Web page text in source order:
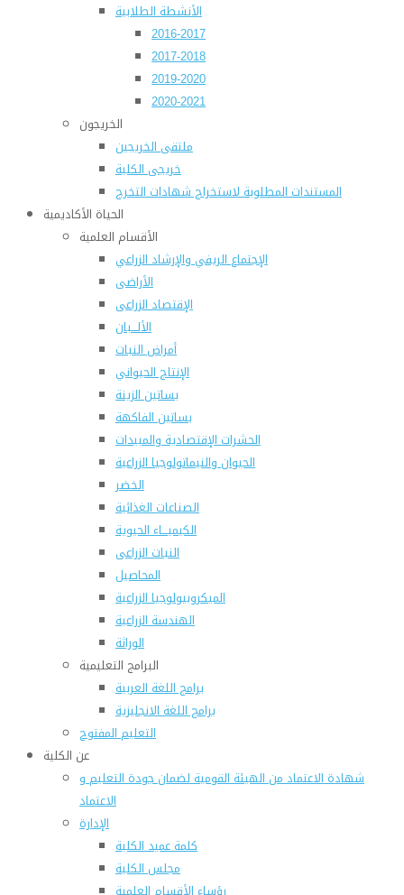
الأنشطة الطلابية
2016-2017
2017-2018
2019-2020
2020-2021
الخريجون
ملتقى الخريجين
خريجى الكلية
المستندات المطلوبة لاستخراج شهادات التخرج
الحياة الأكاديمية
الأقسام العلمية
الإجتماع الريفي والإرشاد الزراعي
الأراضى
الإقتصاد الزراعى
الألـــبان
أمراض النبات
الإنتاج الحيواني
بساتين الزينة
بساتين الفاكهة
الحشرات الإقتصادية والمبيدات
الحيوان والنيماتولوجيا الزراعية
الخضر
الصناعات الغذائية
الكيميـــاء الحيوية
النبات الزراعى
المحاصيل
الميكروبيولوجيا الزراعية
الهندسة الزراعية
الوراثة
البرامج التعليمية
برامج اللغة العربية
برامج اللغة الانجليزية
التعليم المفتوح
عن الكلية
شهادة الاعتماد من الهيئة القومية لضمان جودة التعليم و
الاعتماد
الإدارة
كلمة عميد الكلية
مجلس الكلية